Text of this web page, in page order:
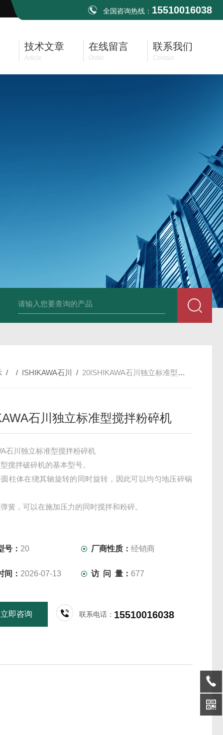
全国咨询热线： 15510016038
技术文章
Article
在线留言
Order
联系我们
Contact
PAV320-1.3 （with LAN）KIKUSUI菊水直流电源-故障快
/ / ISHIKAWA石川 / 20ISHIKAWA石川独立标准型搅拌粉碎机
石川独立标准型搅拌粉碎机
石川独立标准型搅拌粉碎机
搅拌破碎机的基本型号。
柱体在绕其轴旋转的同时旋转，因此可以均匀地压碎锅
簧，可以在施加压力的同时搅拌和粉碎。
号： 20 厂商性质：经销商
间： 2026-07-13 访 问 量： 677
立即咨询 联系电话： 15510016038